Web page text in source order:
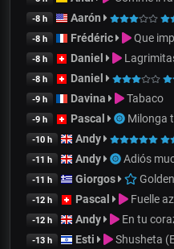
-8 h Aarón
-8 h Frédéric Que
-8 h Daniel
-8 h Daniel
-9 h Davina Tabaco
-9 h Pascal Milonga
-10 h Andy
-11 h Andy Adiós
-11 h Giorgos
-12 h Pascal Fuelle
-12 h Andy En tu
-13 h Esti Shusheta